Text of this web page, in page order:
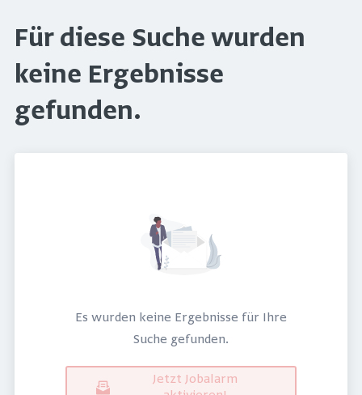
Für diese Suche wurden
keine Ergebnisse
gefunden.
Es wurden keine Ergebnisse für Ihre
Suche gefunden.
Jetzt Jobalarm